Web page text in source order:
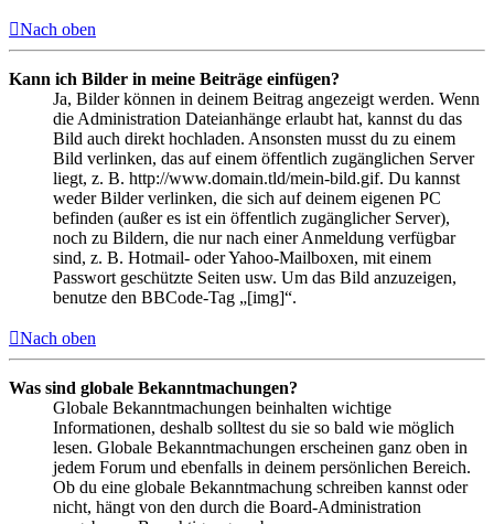
Nach oben
Kann ich Bilder in meine Beiträge einfügen?
Ja, Bilder können in deinem Beitrag angezeigt werden. Wenn
die Administration Dateianhänge erlaubt hat, kannst du das
Bild auch direkt hochladen. Ansonsten musst du zu einem
Bild verlinken, das auf einem öffentlich zugänglichen Server
liegt, z. B. http://www.domain.tld/mein-bild.gif. Du kannst
weder Bilder verlinken, die sich auf deinem eigenen PC
befinden (außer es ist ein öffentlich zugänglicher Server),
noch zu Bildern, die nur nach einer Anmeldung verfügbar
sind, z. B. Hotmail- oder Yahoo-Mailboxen, mit einem
Passwort geschützte Seiten usw. Um das Bild anzuzeigen,
benutze den BBCode-Tag „[img]“.
Nach oben
Was sind globale Bekanntmachungen?
Globale Bekanntmachungen beinhalten wichtige
Informationen, deshalb solltest du sie so bald wie möglich
lesen. Globale Bekanntmachungen erscheinen ganz oben in
jedem Forum und ebenfalls in deinem persönlichen Bereich.
Ob du eine globale Bekanntmachung schreiben kannst oder
nicht, hängt von den durch die Board-Administration